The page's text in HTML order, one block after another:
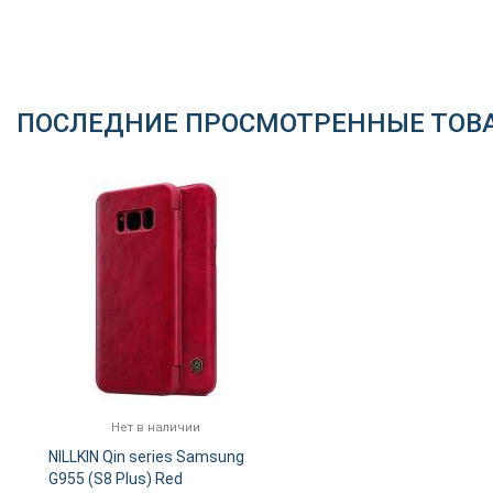
ПОСЛЕДНИЕ ПРОСМОТРЕННЫЕ
Нет в наличии
NILLKIN Qin series Samsung
G955 (S8 Plus) Red